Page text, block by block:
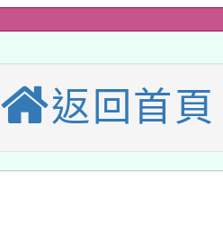
航」
年度第2次
果公告(無人
共學行動站研
115年度閱讀
動專業研習
─人工智慧
養講師名單
返回首頁